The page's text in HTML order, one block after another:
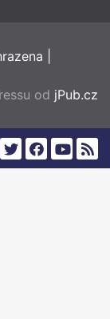
od jPub.cz
twitterfacebook
youtube
rss